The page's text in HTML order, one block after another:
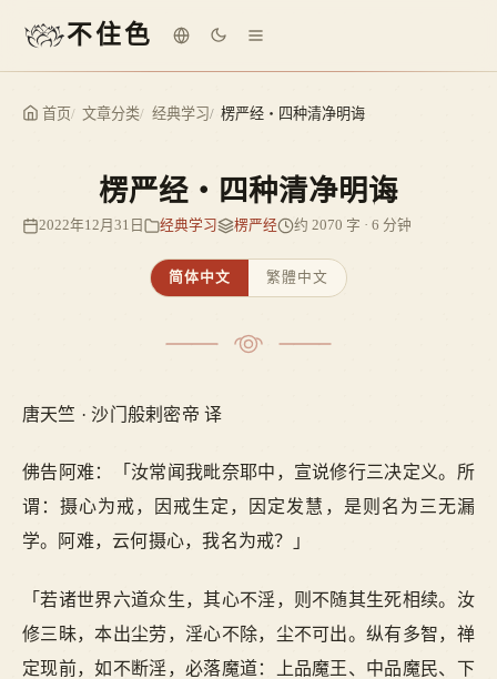
不住色
首页 文章分类 经典学习 楞严经・四种清净明诲
楞严经・四种清净明诲
2022年12月31日 经典学习 楞严经 约 2070 字 · 6 分钟
简体中文 繁體中文
唐天竺 · 沙门般剌密帝 译
佛告阿难：「汝常闻我毗奈耶中，宣说修行三决定义。所
谓：摄心为戒，因戒生定，因定发慧，是则名为三无漏
学。阿难，云何摄心，我名为戒？」
「若诸世界六道众生，其心不淫，则不随其生死相续。汝
修三昧，本出尘劳，淫心不除，尘不可出。纵有多智，禅
定现前，如不断淫，必落魔道：上品魔王、中品魔民、下